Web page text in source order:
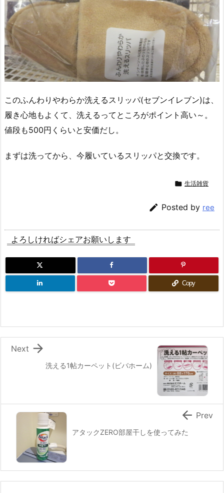
このふんわりやわらか洗えるスリッパ(セブンイレブン)は、
履き心地もよくて、洗えるってところがポイント高い～。
値段も500円くらいと安価だし。
まずは洗ってから、今履いているスリッパと交換です。
 生活雑貨
 Posted by ree
よろしければシェアお願いします
Copy
洗える1帖カーペット(ビバホーム)

Next
アタックZERO部屋干しを使ってみた
 Prev